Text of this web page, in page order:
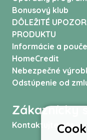
Bonusový klub
DÔLEŽITÉ
PRODUKTU
Informácie a
HomeCredit
Nebezpečné
Odstúpenie od
Zákaznícky
Kontaktujte nás